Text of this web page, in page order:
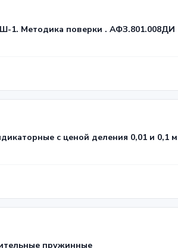
1. Методика поверки . АФЗ.801.008ДИ
с ценой деления 0,01 и 0,1
пружинные